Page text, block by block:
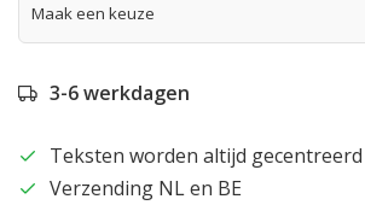
3-6 werkdagen
Teksten worden altijd gecentreerd
Verzending NL en BE